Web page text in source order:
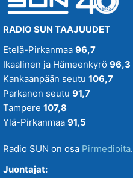
RADIO SUN TAAJUUDET
Etelä-Pirkanmaa 96,7
Ikaalinen ja Hämeenkyrö 96,3
Kankaanpään seutu 106,7
Parkanon seutu 91,7
Tampere 107,8
Ylä-Pirkanmaa 91,5
Radio SUN on osa Pirmedioita.
Juontajat: